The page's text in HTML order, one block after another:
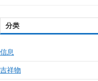
分类
信息
吉祥物